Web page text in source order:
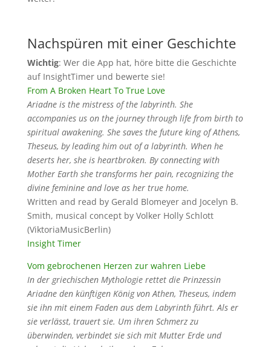
Nachspüren mit einer Geschichte
Wichtig: Wer die App hat, höre bitte die Geschichte
auf InsightTimer und bewerte sie!
From A Broken Heart To True Love
Ariadne is the mistress of the labyrinth. She
accompanies us on the journey through life from birth to
spiritual awakening. She saves the future king of Athens,
Theseus, by leading him out of a labyrinth. When he
deserts her, she is heartbroken. By connecting with
Mother Earth she transforms her pain, recognizing the
divine feminine and love as her true home.
Written and read by Gerald Blomeyer and Jocelyn B.
Smith, musical concept by Volker Holly Schlott
(ViktoriaMusicBerlin)
Insight Timer
Vom gebrochenen Herzen zur wahren Liebe
In der griechischen Mythologie rettet die Prinzessin
Ariadne den künftigen König von Athen, Theseus, indem
sie ihn mit einem Faden aus dem Labyrinth führt. Als er
sie verlässt, trauert sie. Um ihren Schmerz zu
überwinden, verbindet sie sich mit Mutter Erde und